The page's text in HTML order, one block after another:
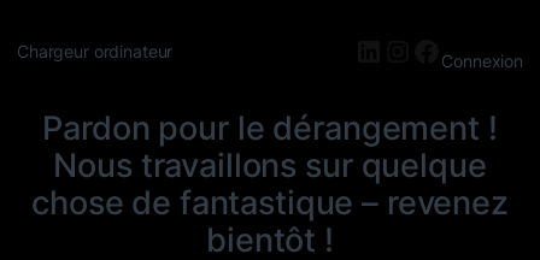
Chargeur ordinateur LinkedIn
Instagram
Connexion
Pardon pour le dérangement !
Nous travaillons sur quelque
chose de fantastique – revenez
bientôt !